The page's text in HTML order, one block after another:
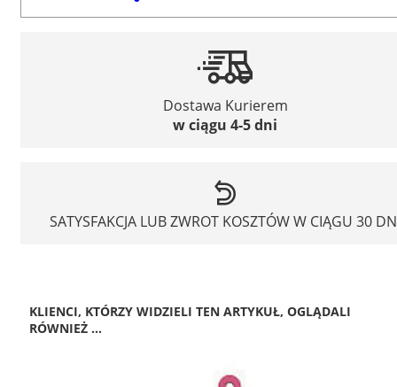
Dostawa Kurierem
w ciągu 4-5 dni
SATYSFAKCJA LUB ZWROT KOSZTÓW W CIĄGU 30
KLIENCI, KTÓRZY WIDZIELI TEN ARTYKUŁ, OGLĄDALI
RÓWNIEŻ ...